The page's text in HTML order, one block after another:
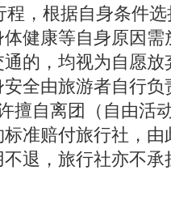
，根据自身条件选
健康等自身原因
的，均视为自愿
全由旅游者自行负
自离团（自由活
准赔付旅行社，
退，旅行社亦不